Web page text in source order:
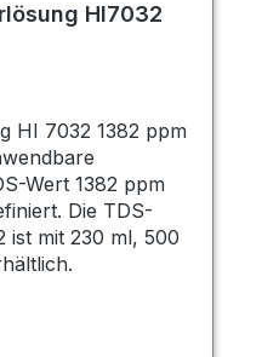
HI7032
HI 7032 1382 ppm
Wert 1382 ppm
Die TDS-
ist mit 230 ml, 500